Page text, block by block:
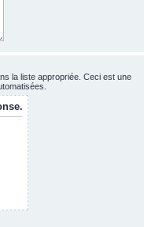
la liste appropriée. Ceci est une